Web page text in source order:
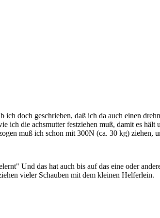
ich doch geschrieben, daß ich da auch einen
ich die achsmutter festziehen muß, damit es
muß ich schon mit 300N (ca. 30 kg) ziehen,
Und das hat auch bis auf das eine oder
vieler Schauben mit dem kleinen Helferlein.